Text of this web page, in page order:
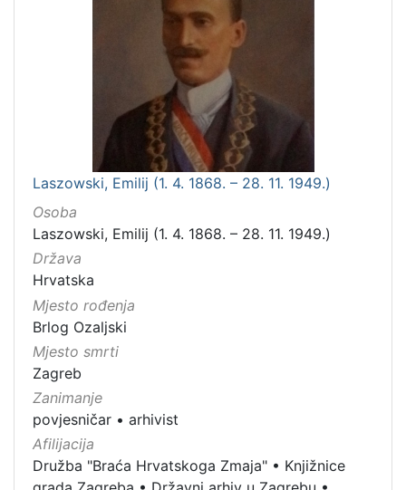
Laszowski, Emilij (1. 4. 1868. – 28. 11. 1949.)
Osoba
Laszowski, Emilij (1. 4. 1868. – 28. 11. 1949.)
Država
Hrvatska
Mjesto rođenja
Brlog Ozaljski
Mjesto smrti
Zagreb
Zanimanje
povjesničar • arhivist
Afilijacija
Družba "Braća Hrvatskoga Zmaja" • Knjižnice